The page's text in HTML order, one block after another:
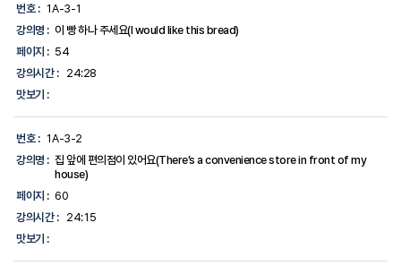
번호 : 1A-3-1
강의명 : 이 빵 하나 주세요(I would like this bread)
페이지 : 54
강의시간 :
24:28
맛보기 :
번호 : 1A-3-2
강의명 : 집 앞에 편의점이 있어요(There’s a convenience store in front of my
house)
페이지 : 60
강의시간 :
24:15
맛보기 :